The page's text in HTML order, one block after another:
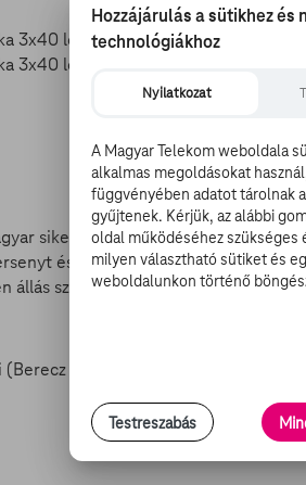
3x40 lövéses összetett (Péni István,
3x40 lövéses összetett, döntő
sikerért lehet majd szurkolni,
és ha a legjobb tízben lesz,
szerint - nyolc futam után -
Zsombor) 9., 10. futam, férfi
Hozzájárulás a sütikhez és
technológiákhoz
Nyilatkozat
A Magyar Telekom weboldala
alkalmas megoldásokat
függvényében adatot tárolnak
gyűjtenek. Kérjük, az alábbi
oldal működéséhez
milyen választható sütiket és
weboldalunkon történő
Testreszabás